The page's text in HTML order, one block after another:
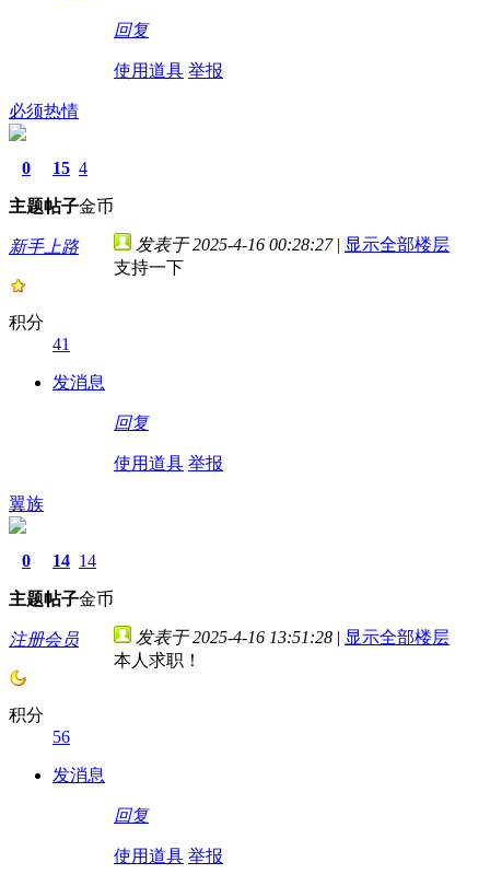
回复
使用道具 举报
必须热情
0
主题
15
帖子
4
金币
新手上路
积分
41
发消息
发表于 2025-4-16 00:28:27 | 显示全部楼层
支持一下
回复
使用道具 举报
翼族
0
主题
14
帖子
14
金币
注册会员
积分
56
发消息
发表于 2025-4-16 13:51:28 | 显示全部楼层
本人求职！
回复
使用道具 举报